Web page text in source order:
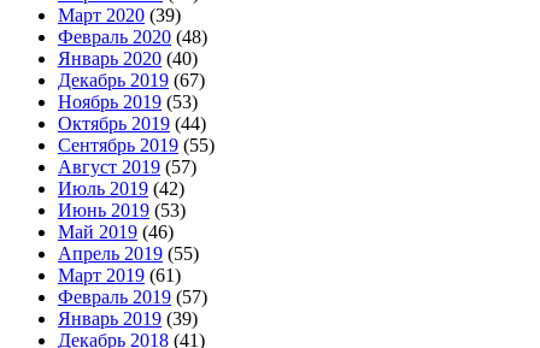
Март 2020 (39)
Февраль 2020 (48)
Январь 2020 (40)
Декабрь 2019 (67)
Ноябрь 2019 (53)
Октябрь 2019 (44)
Сентябрь 2019 (55)
Август 2019 (57)
Июль 2019 (42)
Июнь 2019 (53)
Май 2019 (46)
Апрель 2019 (55)
Март 2019 (61)
Февраль 2019 (57)
Январь 2019 (39)
Декабрь 2018 (41)